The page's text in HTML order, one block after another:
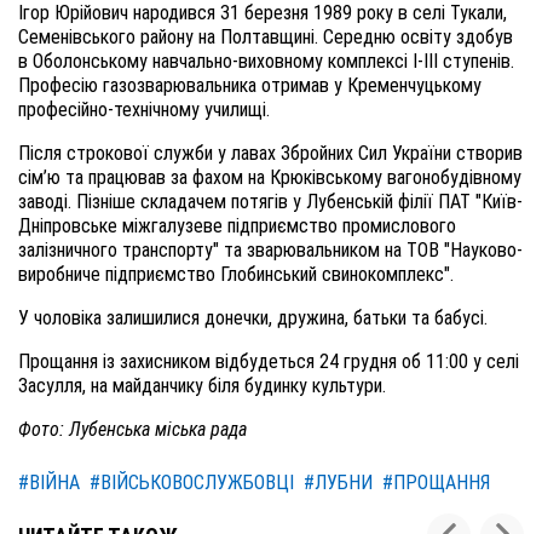
Ігор Юрійович народився 31 березня 1989 року в селі Тукали,
Семенівського району на Полтавщині. Середню освіту здобув
в Оболонському навчально-виховному комплексі І-III ступенів.
Професію газозварювальника отримав у Кременчуцькому
професійно-технічному училищі.
Після строкової служби у лавах Збройних Сил України створив
сім’ю та працював за фахом на Крюківському вагонобудівному
заводі. Пізніше складачем потягів у Лубенській філії ПАТ "Київ-
Дніпровське міжгалузеве підприємство промислового
залізничного транспорту" та зварювальником на ТОВ "Науково-
виробниче підприємство Глобинський свинокомплекс".
У чоловіка залишилися донечки, дружина, батьки та бабусі.
Прощання із захисником відбудеться 24 грудня об 11:00 у селі
Засулля, на майданчику біля будинку культури.
Фото: Лубенська міська рада
#ВІЙНА #ВІЙСЬКОВОСЛУЖБОВЦІ #ЛУБНИ #ПРОЩАННЯ